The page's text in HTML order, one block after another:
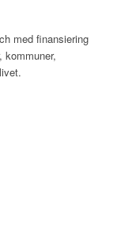
med finansiering
kommuner,